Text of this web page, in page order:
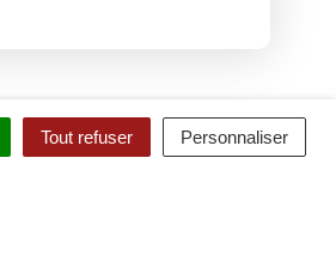
Tout refuser Personnaliser